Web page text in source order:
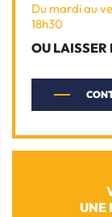
Du mardi au
18h30
OU LAISSER
UNE